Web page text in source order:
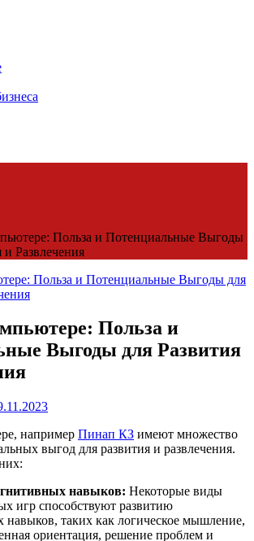
Польза и Потенциальные Выгоды
и Развлечения
Польза и
Выгоды для Развития
например Пинап КЗ имеют множество
выгод для развития и развлечения.
навыков: Некоторые виды
игр способствуют развитию
навыков, таких как логическое мышление,
ориентация, решение проблем и